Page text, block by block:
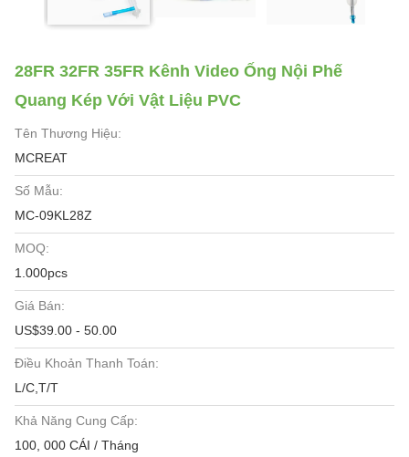
28FR 32FR 35FR Kênh Video Ống Nội Phế
Quang Kép Với Vật Liệu PVC
Tên Thương Hiệu:
MCREAT
Số Mẫu:
MC-09KL28Z
MOQ:
1.000pcs
Giá Bán:
US$39.00 - 50.00
Điều Khoản Thanh Toán:
L/C,T/T
Khả Năng Cung Cấp:
100, 000 CÁI / Tháng